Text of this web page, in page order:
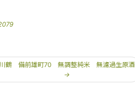
川鶴 備前雄町70 無調整純米 無濾過生原酒
→